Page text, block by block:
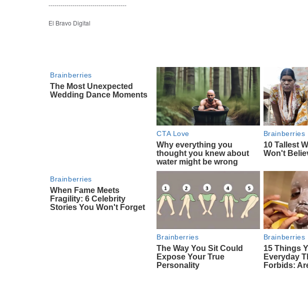
---------------------------------------
El Bravo Digital